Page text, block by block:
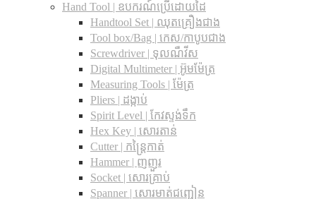
Hand Tool | ឧបករណ៍ប្រើដោយដៃ
Handtool Set | ឈុតគ្រឿងជាង
Tool box/Bag | កេស/កាបូបជាង
Screwdriver | ទុលណឺវីស
Digital Multimeter | អ៊ូមម៉ែត្រ
Measuring Tools | ម៉ែត្រ
Pliers | ដង្កាប់
Spirit Level | កែវស្ទង់ទឹក
Hex Key | សោរតាន់
Cutter | កន្រ្តៃកាត់
Hammer | ញញួរ
Socket | សោរគ្រាប់
Spanner |​ សោរមាត់ជញ្ជៀន